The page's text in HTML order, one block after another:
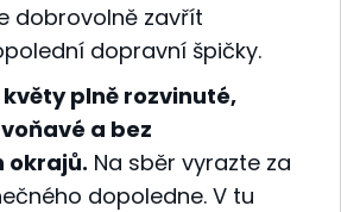
dobrovolně zavřít
dopravní špičky.
plně rozvinuté,
a bez
okrajů. Na sběr vyrazte za
dopoledne. V tu